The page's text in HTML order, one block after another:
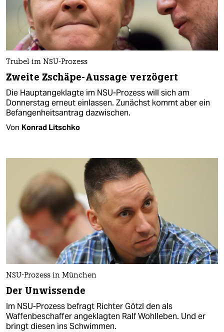
Trubel im NSU-Prozess
Zweite Zschäpe-Aussage verzögert
Die Hauptangeklagte im NSU-Prozess will sich am
Donnerstag erneut einlassen. Zunächst kommt aber ein
Befangenheitsantrag dazwischen.
Von Konrad Litschko
NSU-Prozess in München
Der Unwissende
Im NSU-Prozess befragt Richter Götzl den als
Waffenbeschaffer angeklagten Ralf Wohlleben. Und er
bringt diesen ins Schwimmen.